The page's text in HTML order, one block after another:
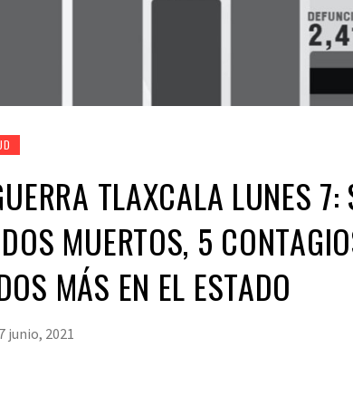
TLAXCALA LUNES 7:
MUERTOS, 5
MÁS EN EL ESTADO
7 junio, 2021